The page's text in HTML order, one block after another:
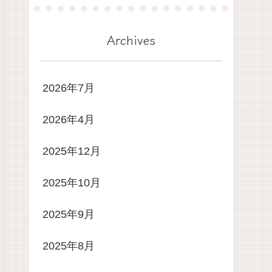
Archives
2026年7月
2026年4月
2025年12月
2025年10月
2025年9月
2025年8月